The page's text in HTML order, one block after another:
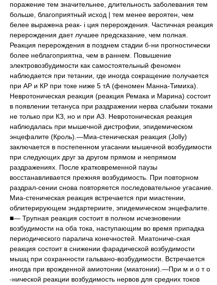
поражение тем значительнее, длительность заболевания тем
больше, благоприятный исход | тем менее вероятен, чем
белее выражена реак- i ция перерождения. Частичная реакция
перерождения дает лучшее предсказание, чем полная.
Реакция перерождения в позднем стадии б-ни прогностически
более неблагоприятна, чем в раннем. Повышение
электровозбудимости как самостоятельный феномен
наблюдается при тетании, где иногда сокращение получается
при АР и КР при токе ниже 5 тА (феномен Манна-Тимиха).
Невротоническая реакция (реакция Ремака и Марина) состоит
в появлении тетануса при раздражении нерва слабыми токами
не только при КЗ, но и при A3. Невротоническая реакция
наблюдалась при мышечной дистрофии, эпидемическом
энцефалите (Кроль).—Миа-стеническая реакция (Jolly)
заключается в постепенном угасании мышечной возбудимости
при следующих друг за другом прямом и непрямом
раздражениях. После кратковременной паузы
восстанавливается прежняя возбудимость. При повторном
раздрал-сении снова повторяется последовательное угасание.
Миа-стеническая реакция встречается при миастении,
облитерирующем эндартериите, эпидемическом энцефалите.
■— Трупная реакция состоит в полном исчезновении
возбудимости на оба тока, наступающим во время припадка
периодического паралича конечностей. Миатониче-ская
реакция состоит в снижении фарадической возбудимости
мышц при сохранности гальвано-возбудимости. Встречается
иногда при врожденной амиотонии (миатонии).—При м и о т о
-нической реакции возбудимость нервов для средних токов